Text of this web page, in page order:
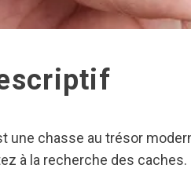
une chasse au trésor
à la recherche des